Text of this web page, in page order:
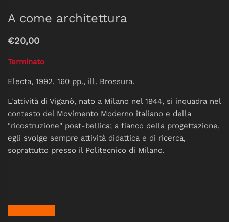
A come architettura
€20,00
Terminato
Electa, 1992. 160 pp., ill. Brossura.
L'attività di Viganò, nato a Milano nel 1944, si inquadra nel
contesto del Movimento Moderno italiano e della
"ricostruzione" post-bellica; a fianco della progettazione,
egli svolge sempre attività didattica e di ricerca,
soprattutto presso il Politecnico di Milano.